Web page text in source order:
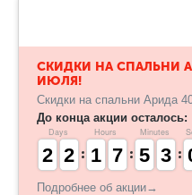
​СКИДКИ НА СПАЛЬНИ
ИЮЛЯ!
Скидки на спальни Арида
До конца акции осталось:
Days
1
1
2
2 1
1
2
2
Hours
1
1
1
1 6
6
7
7
Minutes
4
4
5
5 2
2
3
3
Подробнее об акции→